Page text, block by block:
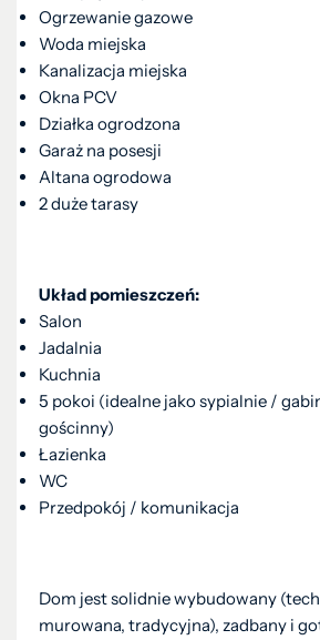
Ogrzewanie gazowe
Woda miejska
Kanalizacja miejska
Okna PCV
Działka ogrodzona
Garaż na posesji
Altana ogrodowa
2 duże tarasy
Układ pomieszczeń:
Salon
Jadalnia
Kuchnia
5 pokoi (idealne jako sypialnie /
gościnny)
Łazienka
WC
Przedpokój / komunikacja
Dom jest solidnie wybudowany
murowana, tradycyjna), zadbany i